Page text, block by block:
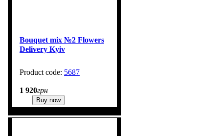
Bouquet mix №2 Flowers
Delivery Kyiv
5687
1 920грн
Buy now